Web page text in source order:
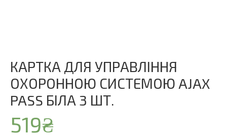
КАРТКА ДЛЯ УПРАВЛІННЯ
ОХОРОННОЮ СИСТЕМОЮ AJAX
PASS БІЛА 3 ШТ.
519₴